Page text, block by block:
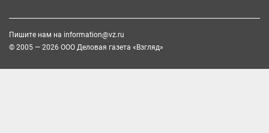
Пишите нам на information@vz.ru
© 2005 — 2026 ООО Деловая газета «Взгляд»